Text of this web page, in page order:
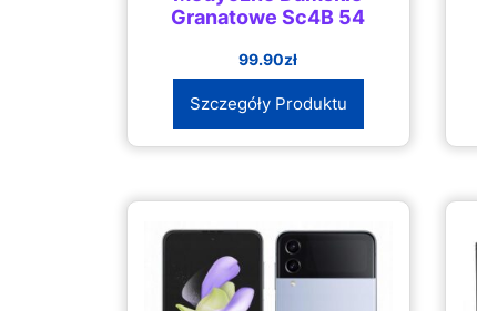
Granatowe Sc4B 54
99.90zł
Szczegóły Produktu